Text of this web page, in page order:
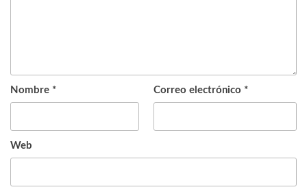
Nombre * Correo electrónico *
Web